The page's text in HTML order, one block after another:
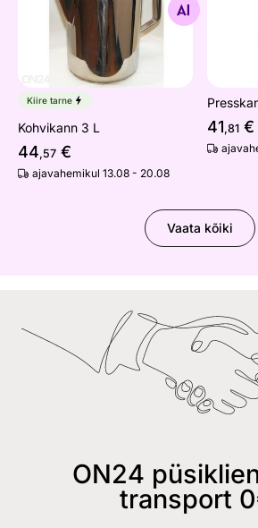
Otsi sarnaseid
Kiire tarne
Kohvikann 3 L
44,57 €
ajavahemikul 13.08 - 20.08
41,81 €
Vaata kõiki
ON24
transport